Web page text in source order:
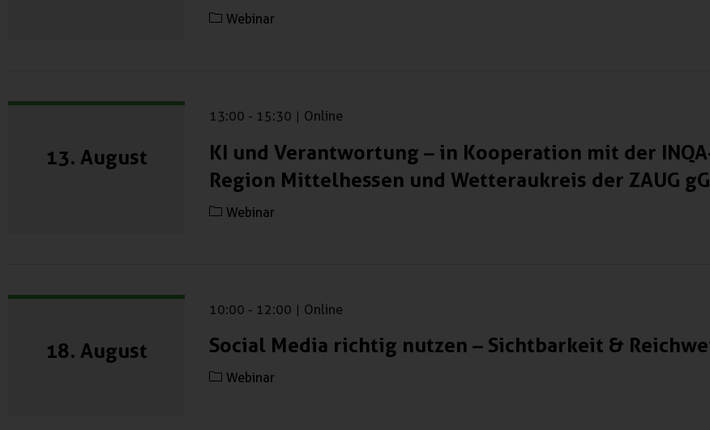
Webinar
13. August
13:00 - 15:30 | Online
KI und Verantwortung – in Kooperation mit der
Region Mittelhessen und Wetteraukreis der ZAUG
Webinar
18. August
10:00 - 12:00 | Online
Social Media richtig nutzen – Sichtbarkeit &
Webinar